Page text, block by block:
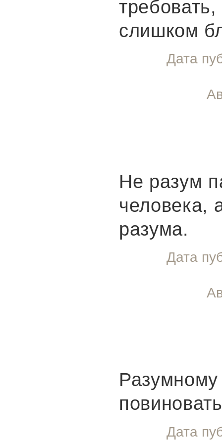
слишком
Дата
Не разум
человека,
разума.
Дата
Разумному
Дата